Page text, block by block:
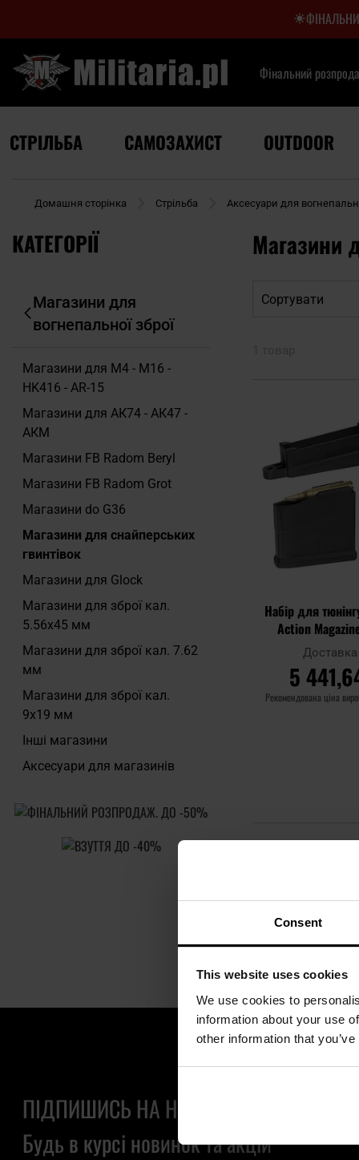
Consent
This website uses cookies
We use cookies to
information about your use
other information that
Фінальний
СТРІЛЬБА САМОЗАХИСТ OUTDOOR
Домашня сторінка Стрільба Аксесуари для
Магазини
КАТЕГОРІЇ
Магазини для
вогнепальної зброї
Магазини для M4 - M16 -
HK416 - AR-15
Магазини для АК74 - АК47 -
АКМ
Магазини FB Radom Beryl
Магазини FB Radom Grot
Магазини do G36
Магазини для снайперських
гвинтівок
Магазини для Glock
Магазини для зброї кал.
5.56x45 мм
Магазини для зброї кал. 7.62
мм
Магазини для зброї кал.
9x19 мм
Інші магазини
Аксесуари для магазинів
Сортувати
Набір для
Action
Magnum -Доставка
5
Рекомендована ціна
ПІДПИШИСЬ НА НАШУ РОЗСИЛКУ
Будь в курсі новинок та акцій